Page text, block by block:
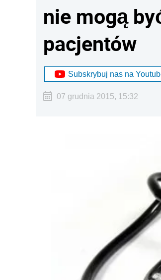
nie mogą
pacjentów
Subskrybuj nas na
07 grudnia 2015, 15:32